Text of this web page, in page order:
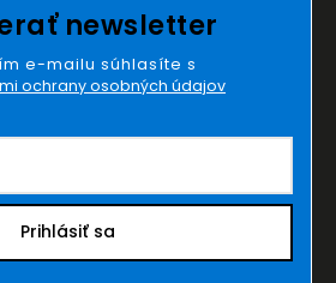
newsletter
e-mailu súhlasíte s
ochrany osobných údajov
Prihlásiť sa